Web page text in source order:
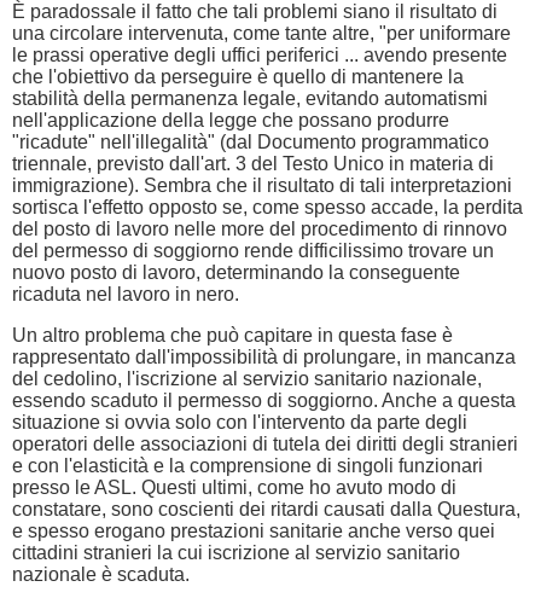
È paradossale il fatto che tali problemi siano il risultato di
una circolare intervenuta, come tante altre, "per uniformare
le prassi operative degli uffici periferici ... avendo presente
che l'obiettivo da perseguire è quello di mantenere la
stabilità della permanenza legale, evitando automatismi
nell'applicazione della legge che possano produrre
"ricadute" nell'illegalità" (dal Documento programmatico
triennale, previsto dall'art. 3 del Testo Unico in materia di
immigrazione). Sembra che il risultato di tali interpretazioni
sortisca l'effetto opposto se, come spesso accade, la perdita
del posto di lavoro nelle more del procedimento di rinnovo
del permesso di soggiorno rende difficilissimo trovare un
nuovo posto di lavoro, determinando la conseguente
ricaduta nel lavoro in nero.
Un altro problema che può capitare in questa fase è
rappresentato dall'impossibilità di prolungare, in mancanza
del cedolino, l'iscrizione al servizio sanitario nazionale,
essendo scaduto il permesso di soggiorno. Anche a questa
situazione si ovvia solo con l'intervento da parte degli
operatori delle associazioni di tutela dei diritti degli stranieri
e con l'elasticità e la comprensione di singoli funzionari
presso le ASL. Questi ultimi, come ho avuto modo di
constatare, sono coscienti dei ritardi causati dalla Questura,
e spesso erogano prestazioni sanitarie anche verso quei
cittadini stranieri la cui iscrizione al servizio sanitario
nazionale è scaduta.